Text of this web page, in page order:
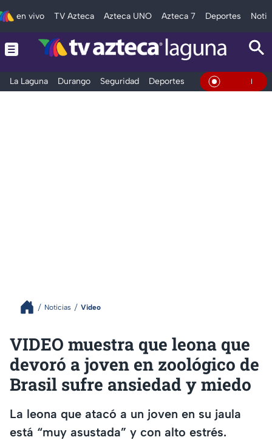
en vivo TV Azteca Azteca UNO Azteca 7 Deportes
La Laguna Durango Seguridad Deportes EntretenimientoEn Vivo
Noticias Video
VIDEO muestra que leona que
devoró a joven en zoológico de
Brasil sufre ansiedad y miedo
La leona que atacó a un joven en su jaula
está “muy asustada” y con alto estrés.